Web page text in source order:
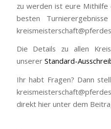
zu werden ist eure
besten
Die Details zu allen
unserer Standard-
Ihr habt Fragen? Dann
direkt hier unter dem